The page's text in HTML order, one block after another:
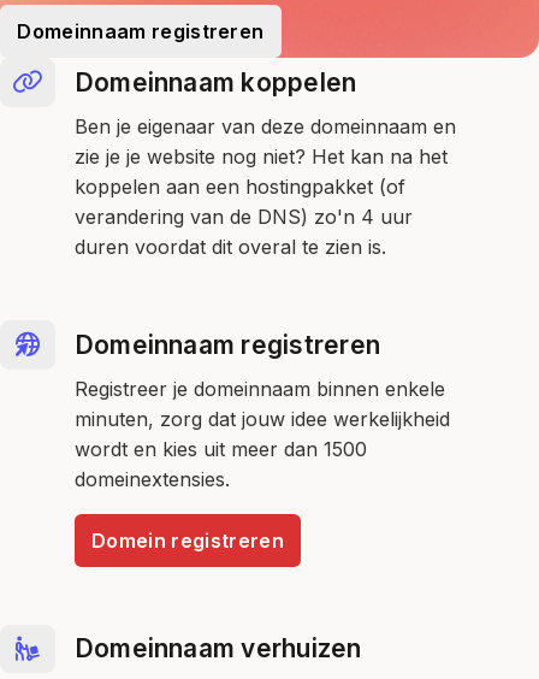
Domeinnaam registreren
Domeinnaam koppelen
Ben je eigenaar van deze domeinnaam en
zie je je website nog niet? Het kan na het
koppelen aan een hostingpakket (of
verandering van de DNS) zo'n 4 uur
duren voordat dit overal te zien is.
Domeinnaam registreren
Registreer je domeinnaam binnen enkele
minuten, zorg dat jouw idee werkelijkheid
wordt en kies uit meer dan 1500
domeinextensies.
Domein registreren
Domeinnaam verhuizen